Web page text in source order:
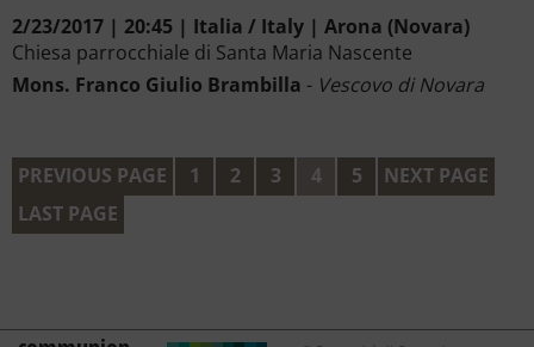
2/23/2017 | 20:45 | Italia / Italy | Arona (Novara)
Chiesa parrocchiale di Santa Maria Nascente
Mons. Franco Giulio Brambilla - Vescovo di Novara
PREVIOUS PAGE 1 2 3 4 5
NEXT PAGE
LAST PAGE